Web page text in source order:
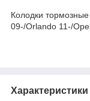
Колодки
09-/Orlando 11-/
Характеристики